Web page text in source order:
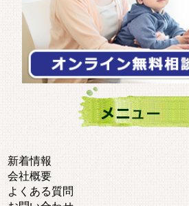
新着情報
会社概要
よくある質問